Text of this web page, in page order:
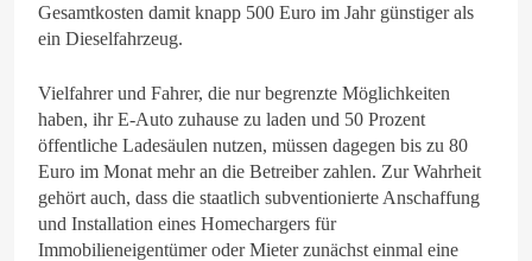
Gesamtkosten damit knapp 500 Euro im Jahr günstiger als
ein Dieselfahrzeug.
Vielfahrer und Fahrer, die nur begrenzte Möglichkeiten
haben, ihr E-Auto zuhause zu laden und 50 Prozent
öffentliche Ladesäulen nutzen, müssen dagegen bis zu 80
Euro im Monat mehr an die Betreiber zahlen. Zur Wahrheit
gehört auch, dass die staatlich subventionierte Anschaffung
und Installation eines Homechargers für
Immobilieneigentümer oder Mieter zunächst einmal eine